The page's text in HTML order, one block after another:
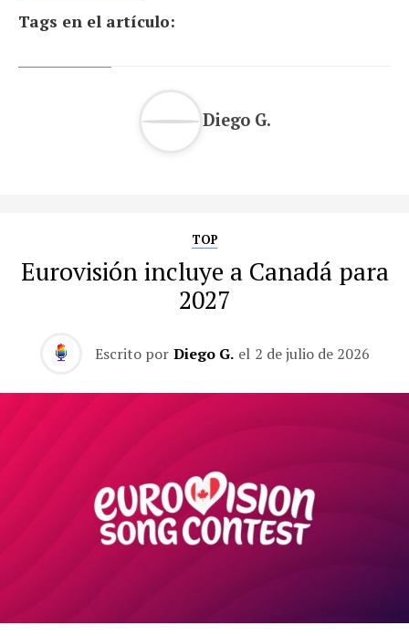
Tags en el artículo:
Diego G.
TOP
Eurovisión incluye a Canadá para
2027
Escrito por Diego G. el 2 de julio de 2026